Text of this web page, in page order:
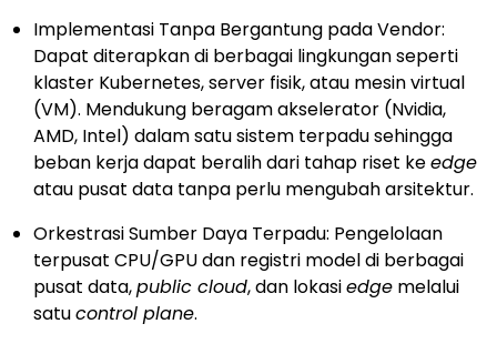
Implementasi Tanpa Bergantung pada Vendor:
Dapat diterapkan di berbagai lingkungan seperti
klaster Kubernetes, server fisik, atau mesin virtual
(VM). Mendukung beragam akselerator (Nvidia,
AMD, Intel) dalam satu sistem terpadu sehingga
beban kerja dapat beralih dari tahap riset keedge
atau pusat data tanpa perlu mengubah arsitektur.
Orkestrasi Sumber Daya Terpadu: Pengelolaan
terpusat CPU/GPU dan registri model di berbagai
pusat data,public cloud, dan lokasiedge melalui
satucontrol plane.